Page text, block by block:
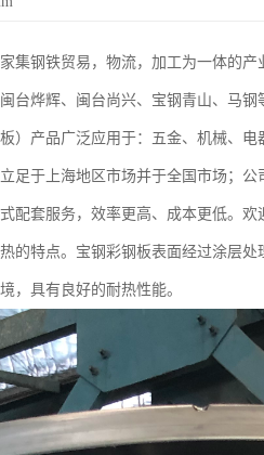
集钢铁贸易，物流，加工为一体的
台烨辉、闽台尚兴、宝钢青山、马
）产品广泛应用于：五金、机械、
足于上海地区市场并于全国市场；
配套服务，效率更高、成本更低。欢
的特点。宝钢彩钢板表面经过涂层
，具有良好的耐热性能。